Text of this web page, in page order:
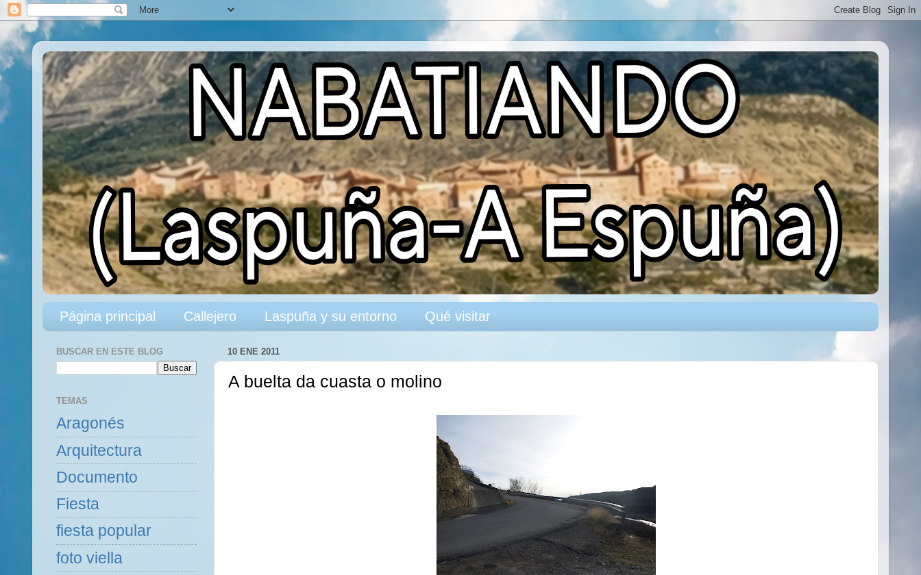
Página principal Callejero Laspuña y su entorno Qué visitar
10 ENE 2011
A buelta da cuasta o molino
BUSCAR EN ESTE BLOG
TEMAS
Aragonés
Arquitectura
Documento
Fiesta
fiesta popular
foto viella